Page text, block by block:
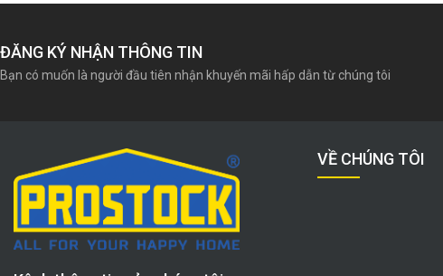
ĐĂNG KÝ NHẬN THÔNG TIN
Bạn có muốn là người đầu tiên nhận khuyến mãi hấp dẫn từ chúng tôi
VỀ CHÚNG TÔI